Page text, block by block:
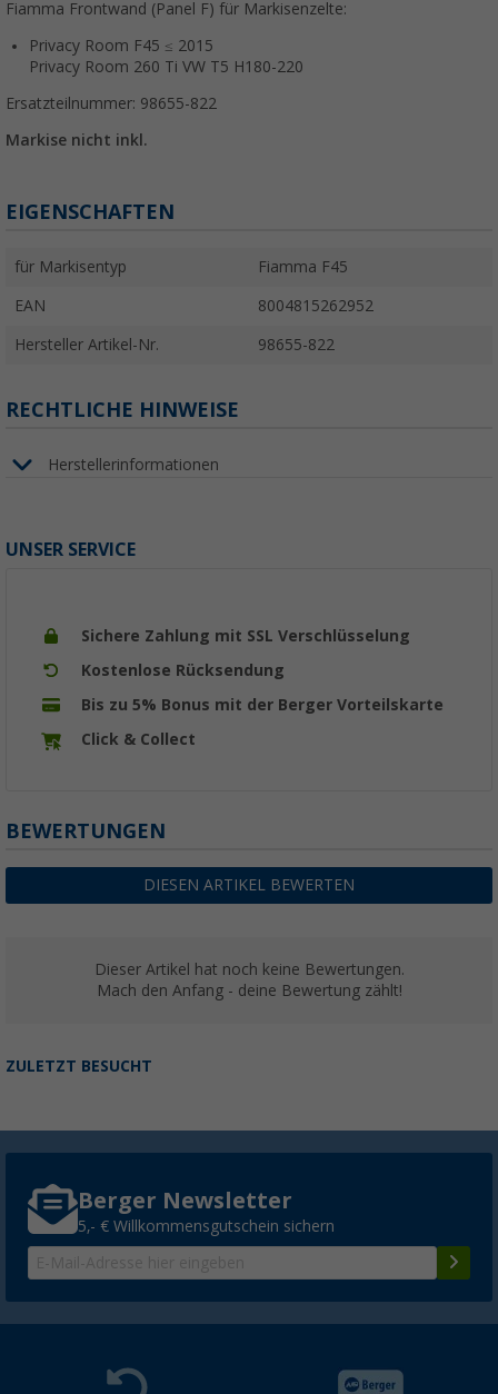
Fiamma Frontwand (Panel F) für Markisenzelte:
Privacy Room F45 ≤ 2015
Privacy Room 260 Ti VW T5 H180-220
Ersatzteilnummer: 98655-822
Markise nicht inkl.
EIGENSCHAFTEN
für Markisentyp Fiamma F45
EAN 8004815262952
Hersteller Artikel-Nr. 98655-822
RECHTLICHE HINWEISE
Herstellerinformationen
UNSER SERVICE
Sichere Zahlung mit SSL Verschlüsselung
Kostenlose Rücksendung
Bis zu 5% Bonus mit der Berger Vorteilskarte
Click & Collect
BEWERTUNGEN
DIESEN ARTIKEL BEWERTEN
Dieser Artikel hat noch keine Bewertungen.
Mach den Anfang - deine Bewertung zählt!
ZULETZT BESUCHT
Berger Newsletter
5,- € Willkommensgutschein sichern